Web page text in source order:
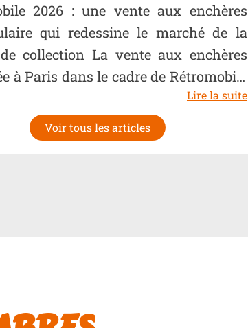
2026 : une vente aux enchères
qui redessine le marché de la
collection La vente aux enchères
à Paris dans le cadre de Rétromobile
Lire la suite
Voir tous les articles